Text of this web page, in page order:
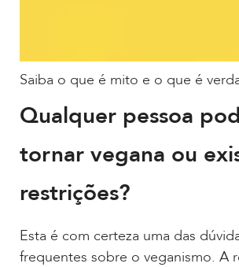
Saiba o que é mito e o que é
Qualquer pessoa
tornar vegana ou
restrições?
Esta é com certeza uma das
frequentes sobre o veganismo. A